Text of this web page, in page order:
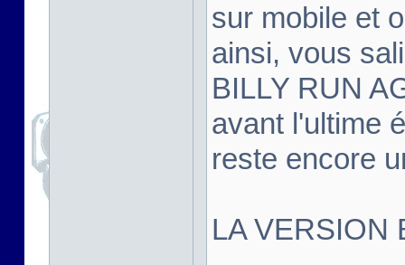
sur mobile et
ainsi, vous
BILLY RUN
avant l'ultime
reste encore
LA VERSION